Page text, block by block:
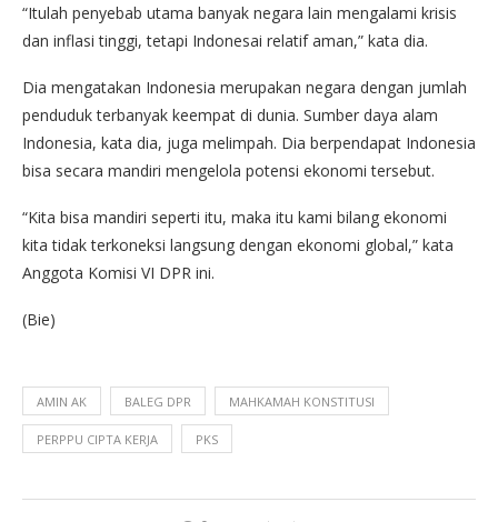
“Itulah penyebab utama banyak negara lain mengalami krisis
dan inflasi tinggi, tetapi Indonesai relatif aman,” kata dia.
Dia mengatakan Indonesia merupakan negara dengan jumlah
penduduk terbanyak keempat di dunia. Sumber daya alam
Indonesia, kata dia, juga melimpah. Dia berpendapat Indonesia
bisa secara mandiri mengelola potensi ekonomi tersebut.
“Kita bisa mandiri seperti itu, maka itu kami bilang ekonomi
kita tidak terkoneksi langsung dengan ekonomi global,” kata
Anggota Komisi VI DPR ini.
(Bie)
AMIN AK BALEG DPR MAHKAMAH KONSTITUSI
PERPPU CIPTA KERJA PKS